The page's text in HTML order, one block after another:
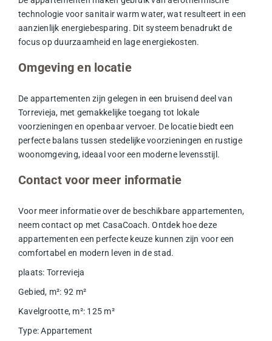
technologie voor sanitair warm water, wat resulteert in een
aanzienlijk energiebesparing. Dit systeem benadrukt de
focus op duurzaamheid en lage energiekosten.
Omgeving en locatie
De appartementen zijn gelegen in een bruisend deel van
Torrevieja, met gemakkelijke toegang tot lokale
voorzieningen en openbaar vervoer. De locatie biedt een
perfecte balans tussen stedelijke voorzieningen en rustige
woonomgeving, ideaal voor een moderne levensstijl.
Contact voor meer informatie
Voor meer informatie over de beschikbare appartementen,
neem contact op met CasaCoach. Ontdek hoe deze
appartementen een perfecte keuze kunnen zijn voor een
comfortabel en modern leven in de stad.
plaats: Torrevieja
Gebied, m²: 92 m²
Kavelgrootte, m²: 125 m²
Type: Appartement